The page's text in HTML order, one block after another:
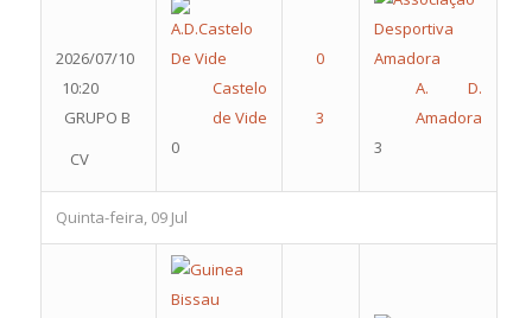
2026/07/10
10:20
GRUPO B
CV
Castelo
de Vide
0
A. D.
Amadora
3
Quinta-feira, 09 Jul